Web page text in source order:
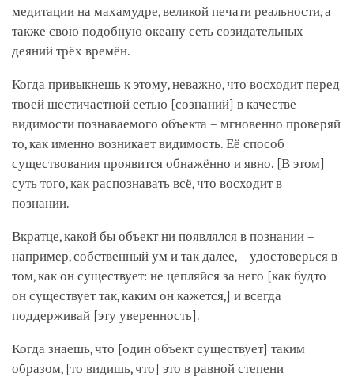
медитации на махамудре, великой печати реальности, а
также свою подобную океану сеть созидательных
деяний трёх времён.
Когда привыкнешь к этому, неважно, что восходит перед
твоей шестичастной сетью [сознаний] в качестве
видимости познаваемого объекта – мгновенно проверяй
то, как именно возникает видимость. Её способ
существования проявится обнажённо и явно. [В этом]
суть того, как распознавать всё, что восходит в
познании.
Вкратце, какой бы объект ни появлялся в познании –
например, собственный ум и так далее, – удостоверься в
том, как он существует: не цепляйся за него [как будто
он существует так, каким он кажется,] и всегда
поддерживай [эту уверенность].
Когда знаешь, что [один объект существует] таким
образом, [то видишь, что] это в равной степени